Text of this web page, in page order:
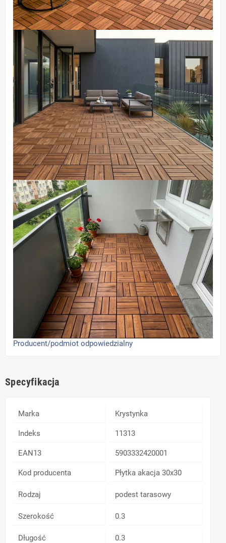
Producent/podmiot odpowiedzialny
Specyfikacja
Marka Krystynka
Indeks 11313
EAN13 5903332420001
Kod producenta Płytka akacja 30x30
Rodzaj podest tarasowy
Szerokość 0.3
Długość 0.3